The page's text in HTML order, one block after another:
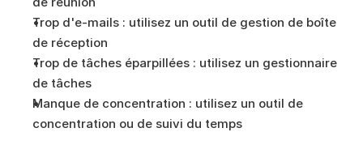
Trop d'e-mails : utilisez un outil de gestion de boîte
de réception
Trop de tâches éparpillées : utilisez un gestionnaire
de tâches
Manque de concentration : utilisez un outil de
concentration ou de suivi du temps